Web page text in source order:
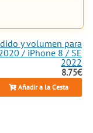
y volumen para
/ iPhone 8 / SE
2022
8.75€
Añadir a la Cesta